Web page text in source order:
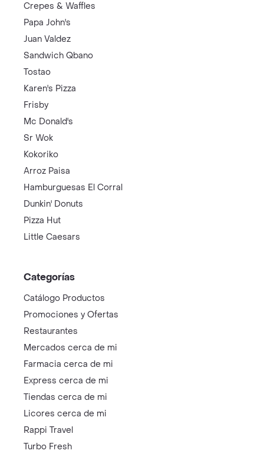
Crepes & Waffles
Papa John's
Juan Valdez
Sandwich Qbano
Tostao
Karen's Pizza
Frisby
Mc Donald's
Sr Wok
Kokoriko
Arroz Paisa
Hamburguesas El Corral
Dunkin' Donuts
Pizza Hut
Little Caesars
Categorías
Catálogo Productos
Promociones y Ofertas
Restaurantes
Mercados cerca de mi
Farmacia cerca de mi
Express cerca de mi
Tiendas cerca de mi
Licores cerca de mi
Rappi Travel
Turbo Fresh